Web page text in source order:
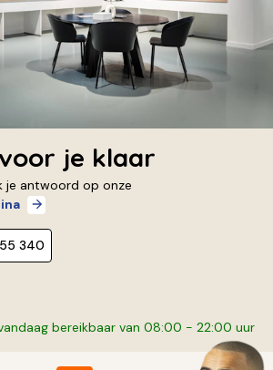
je klaar
je antwoord op onze
340
bereikbaar van 08:00 - 22:00 uur